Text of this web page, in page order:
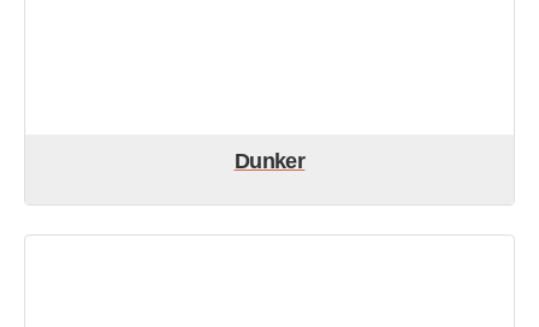
Dunker